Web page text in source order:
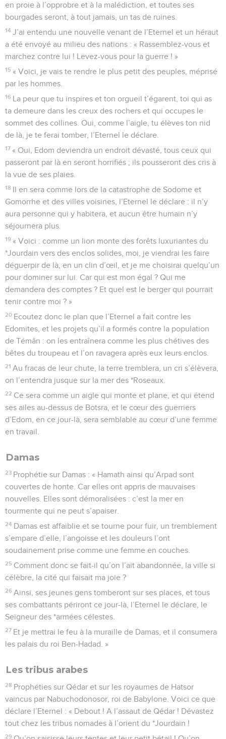
en proie à l’opprobre et à la malédiction, et toutes ses
bourgades seront, à tout jamais, un tas de ruines.
14 J’ai entendu une nouvelle venant de l’Eternel et un héraut
a été envoyé au milieu des nations : « Rassemblez-vous et
marchez contre lui ! Levez-vous pour la guerre ! »
15 « Voici, je vais te rendre le plus petit des peuples, méprisé
par les hommes.
16 La peur que tu inspires et ton orgueil t’égarent, toi qui as
ta demeure dans les creux des rochers et qui occupes le
sommet des collines. Oui, comme l’aigle, tu élèves ton nid
de là, je te ferai tomber, l’Eternel le déclare.
17 « Oui, Edom deviendra un endroit dévasté, tous ceux qui
passeront par là en seront horrifiés ; ils pousseront des cris à
la vue de ses plaies.
18 Il en sera comme lors de la catastrophe de Sodome et
Gomorrhe et des villes voisines, l’Eternel le déclare : il n’y
aura personne qui y habitera, et aucun être humain n’y
séjournera plus.
19 « Voici : comme un lion monte des forêts luxuriantes du
*Jourdain vers des enclos solides, moi, je viendrai les faire
déguerpir de là, en un clin d’œil, et je me choisirai quelqu’un
pour dominer sur lui. Car qui est mon égal ? Qui me
demandera des comptes ? Et quel est le berger qui pourrait
tenir contre moi ? »
20 Ecoutez donc le plan que l’Eternel a fait contre les
Edomites, et les projets qu’il a formés contre la population
de Témân : on les entraînera comme les plus chétives des
bêtes du troupeau et l’on ravagera après eux leurs enclos.
21 Au fracas de leur chute, la terre tremblera, un cri s’élèvera,
on l’entendra jusque sur la mer des *Roseaux.
22 Ce sera comme un aigle qui monte et plane, et qui étend
ses ailes au-dessus de Botsra, et le cœur des guerriers
d’Edom, en ce jour-là, sera semblable au cœur d’une femme
en travail.
Damas
23 Prophétie sur Damas : « Hamath ainsi qu’Arpad sont
couvertes de honte. Car elles ont appris de mauvaises
nouvelles. Elles sont démoralisées : c’est la mer en
tourmente qui ne peut s’apaiser.
24 Damas est affaiblie et se tourne pour fuir, un tremblement
s’empare d’elle, l’angoisse et les douleurs l’ont
soudainement prise comme une femme en couches.
25 Comment donc se fait-il qu’on l’ait abandonnée, la ville si
célèbre, la cité qui faisait ma joie ?
26 Ainsi, ses jeunes gens tomberont sur ses places, et tous
ses combattants périront ce jour-là, l’Eternel le déclare, le
Seigneur des *armées célestes.
27 Et je mettrai le feu à la muraille de Damas, et il consumera
les palais du roi Ben-Hadad. »
Les tribus arabes
28 Prophéties sur Qédar et sur les royaumes de Hatsor
vaincus par Nabuchodonosor, roi de Babylone. Voici ce que
déclare l’Eternel : « Debout ! A l’assaut de Qédar ! Dévastez
tout chez les tribus nomades à l’orient du *Jourdain !
29